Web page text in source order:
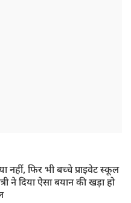
नहीं, फिर भी बच्चे प्राइवेट स्कूल
ने दिया ऐसा बयान की खड़ा हो